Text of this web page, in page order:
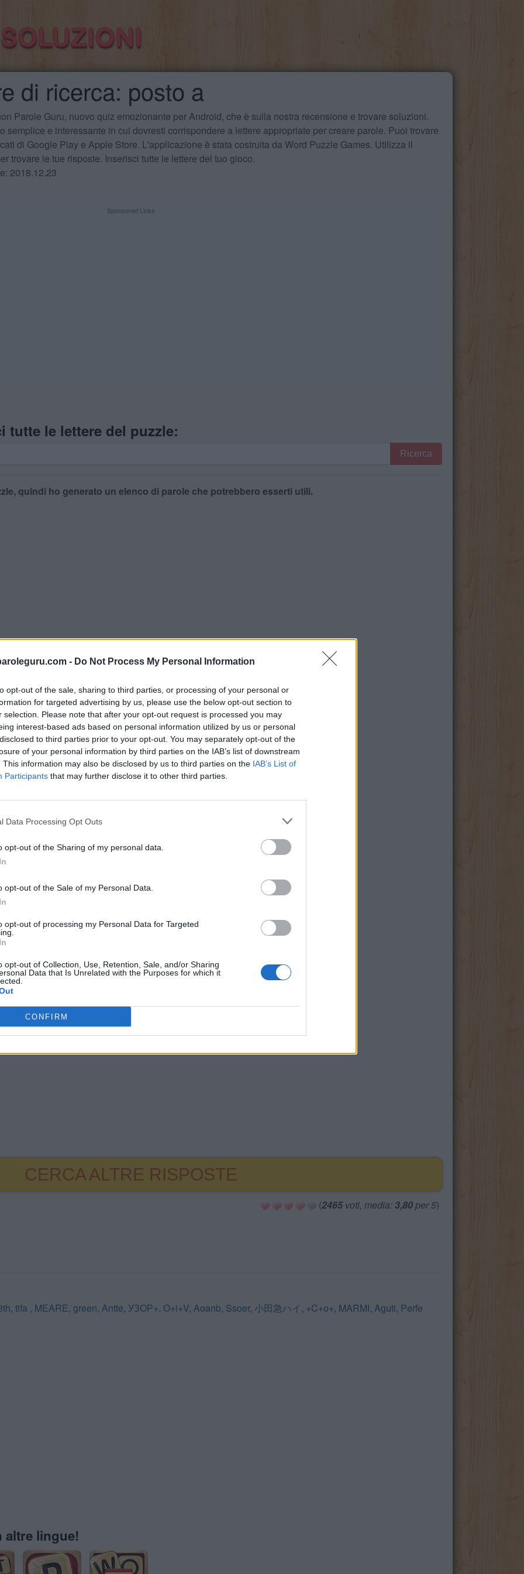
- Do Not Process My Personal Information
opt-out of the sale, sharing to third parties, or processing of your personal or
for targeted advertising by us, please use the below opt-out section to
selection. Please note that after your opt-out request is processed you may
interest-based ads based on personal information utilized by us or personal
to third parties prior to your opt-out. You may separately opt-out of the
of your personal information by third parties on the IAB’s list of downstream
This information may also be disclosed by us to third parties on the IAB’s List of
Participants that may further disclose it to other third parties.
Data Processing Opt Outs
opt-out of the Sharing of my personal data.
opt-out of the Sale of my Personal Data.
opt-out of processing my Personal Data for Targeted
opt-out of Collection, Use, Retention, Sale, and/or Sharing
Data that Is Unrelated with the Purposes for which it
CONFIRM
di ricerca: posto a
Parole Guru, nuovo quiz emozionante per Android, che è sulla nostra recensione e trovare soluzioni.
semplice e interessante in cui dovresti corrispondere a lettere appropriate per creare parole. Puoi trovare
di Google Play e Apple Store. L'applicazione è stata costruita da Word Puzzle Games. Utilizza il
trovare le tue risposte. Inserisci tutte le lettere del tuo gioco.
2018.12.23
Sponsored Links
tutte le lettere del puzzle:
Ricerca
quindi ho generato un elenco di parole che potrebbero esserti utili.
CERCA ALTRE RISPOSTE
(2465voti, media: 3,80per 5)
, tifa , MEARE, green, Antte, УЗОР+, O+i+V, Aoanb, Ssoer, 小田急ハイ, +C+o+, MARMI, Aguti, Perfe
altre lingue!